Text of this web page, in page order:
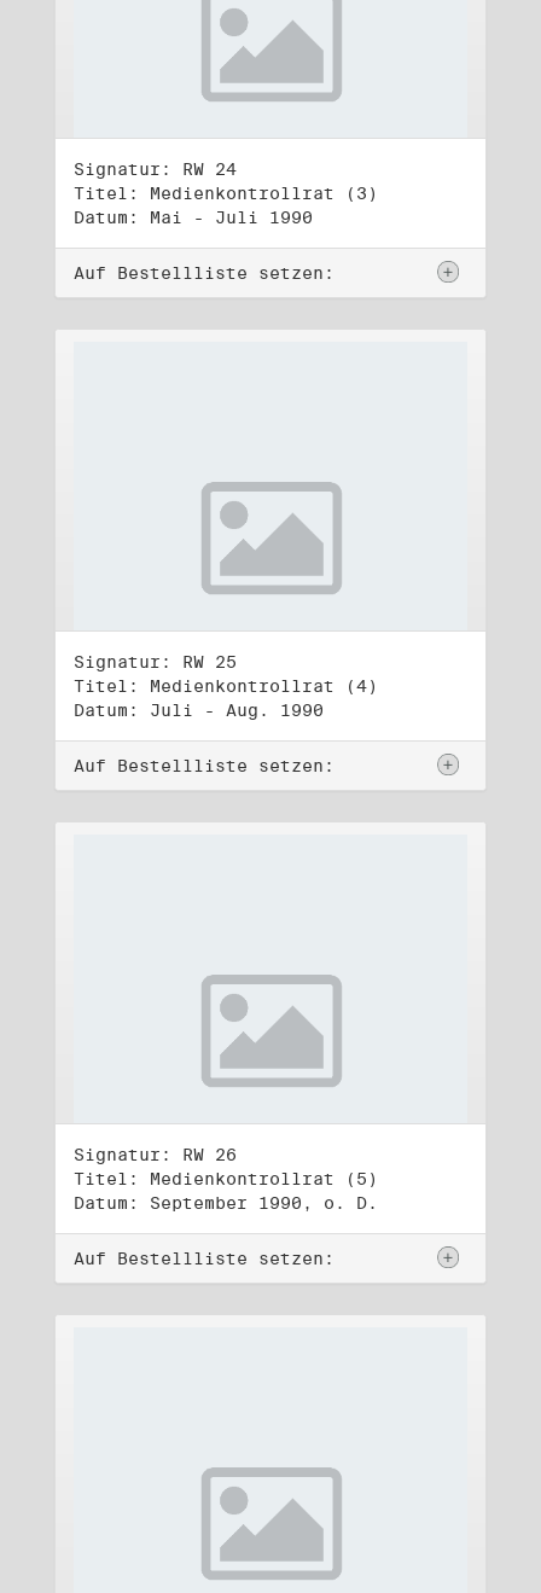
Signatur: RW 24
Titel: Medienkontrollrat (3)
Datum: Mai - Juli 1990
Auf Bestellliste setzen:
Signatur: RW 25
Titel: Medienkontrollrat (4)
Datum: Juli - Aug. 1990
Auf Bestellliste setzen:
Signatur: RW 26
Titel: Medienkontrollrat (5)
Datum: September 1990, o. D.
Auf Bestellliste setzen: